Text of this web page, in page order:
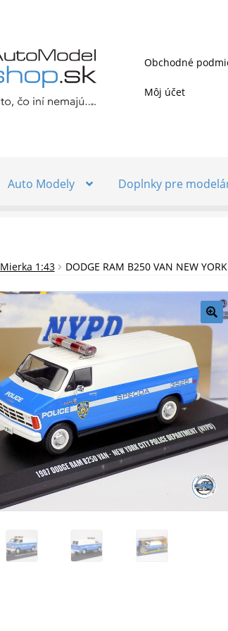
Obchodné
Môj účet
Auto Modely Doplnky pre
Mierka 1:43 DODGE RAM B250 VAN NEW
🔍